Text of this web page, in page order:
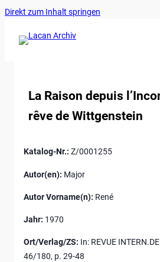
Direkt zum Inhalt springen
La Raison depuis
rêve de Wittgenstein
Katalog-Nr.: Z/0001255
Autor(en): Major
Autor Vorname(n): René
Jahr: 1970
Ort/Verlag/ZS: In: REVUE
46/180, p. 29-48